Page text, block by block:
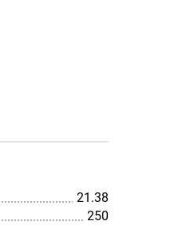
21.38
250